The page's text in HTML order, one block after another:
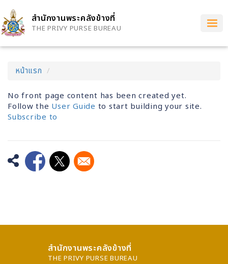
to
main
content
สำนักงานพระคลังข้างที่
THE PRIVY PURSE BUREAU
หน้าแรก
No front page content has been created yet.
Follow the User Guide to start building your site.
Subscribe to
Opens in a new window
Opens in a new window
สำนักงานพระคลังข้างที่
THE PRIVY PURSE BUREAU